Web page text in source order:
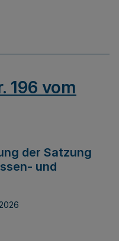
196 vom
der Satzung
und